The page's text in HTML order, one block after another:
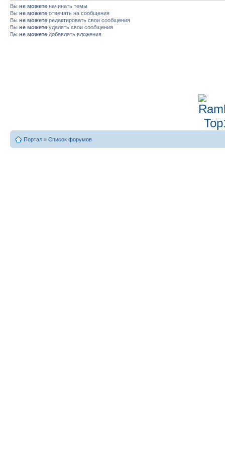
Вы не можете начинать темы
Вы не можете отвечать на сообщения
Вы не можете редактировать свои сообщения
Вы не можете удалять свои сообщения
Вы не можете добавлять вложения
Портал » Список форумов